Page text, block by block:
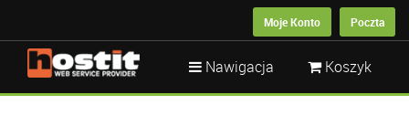
Moje Konto Poczta
Koszyk
Nawigacja